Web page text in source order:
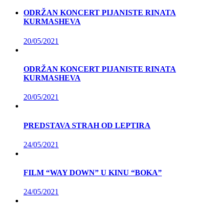
ODRŽAN KONCERT PIJANISTE RINATA
KURMASHEVA
20/05/2021
ODRŽAN KONCERT PIJANISTE RINATA
KURMASHEVA
20/05/2021
PREDSTAVA STRAH OD LEPTIRA
24/05/2021
FILM “WAY DOWN” U KINU “BOKA”
24/05/2021